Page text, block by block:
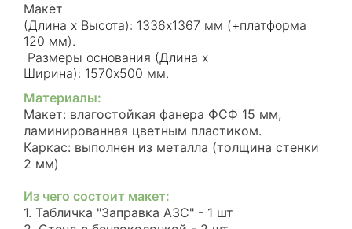
Макет
(Длина х Высота): 1336х1367 мм (+платформа
120 мм).
Размеры основания (Длина х
Ширина): 1570х500 мм.
Материалы:
Макет: влагостойкая фанера ФСФ 15 мм,
ламинированная цветным пластиком.
Каркас: выполнен из металла (толщина стенки
2 мм)
Из чего состоит макет:
1. Табличка "Заправка АЗС" - 1 шт